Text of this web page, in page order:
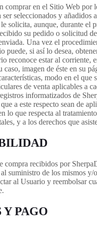
comprar en el Sitio Web por
seleccionados y
le solicita, aunque, durante
su pedido o solicitud
Una vez el
puede, si así lo desea,
reconoce estar al corriente,
caso, imagen de éste en su
modo en el
de venta aplicables a
informatizados de
a este respecto sean de
lo que respecta al
y a los derechos que
compra recibidos por
suministro de los mismos
al Usuario y reembolsar
Y PAGO